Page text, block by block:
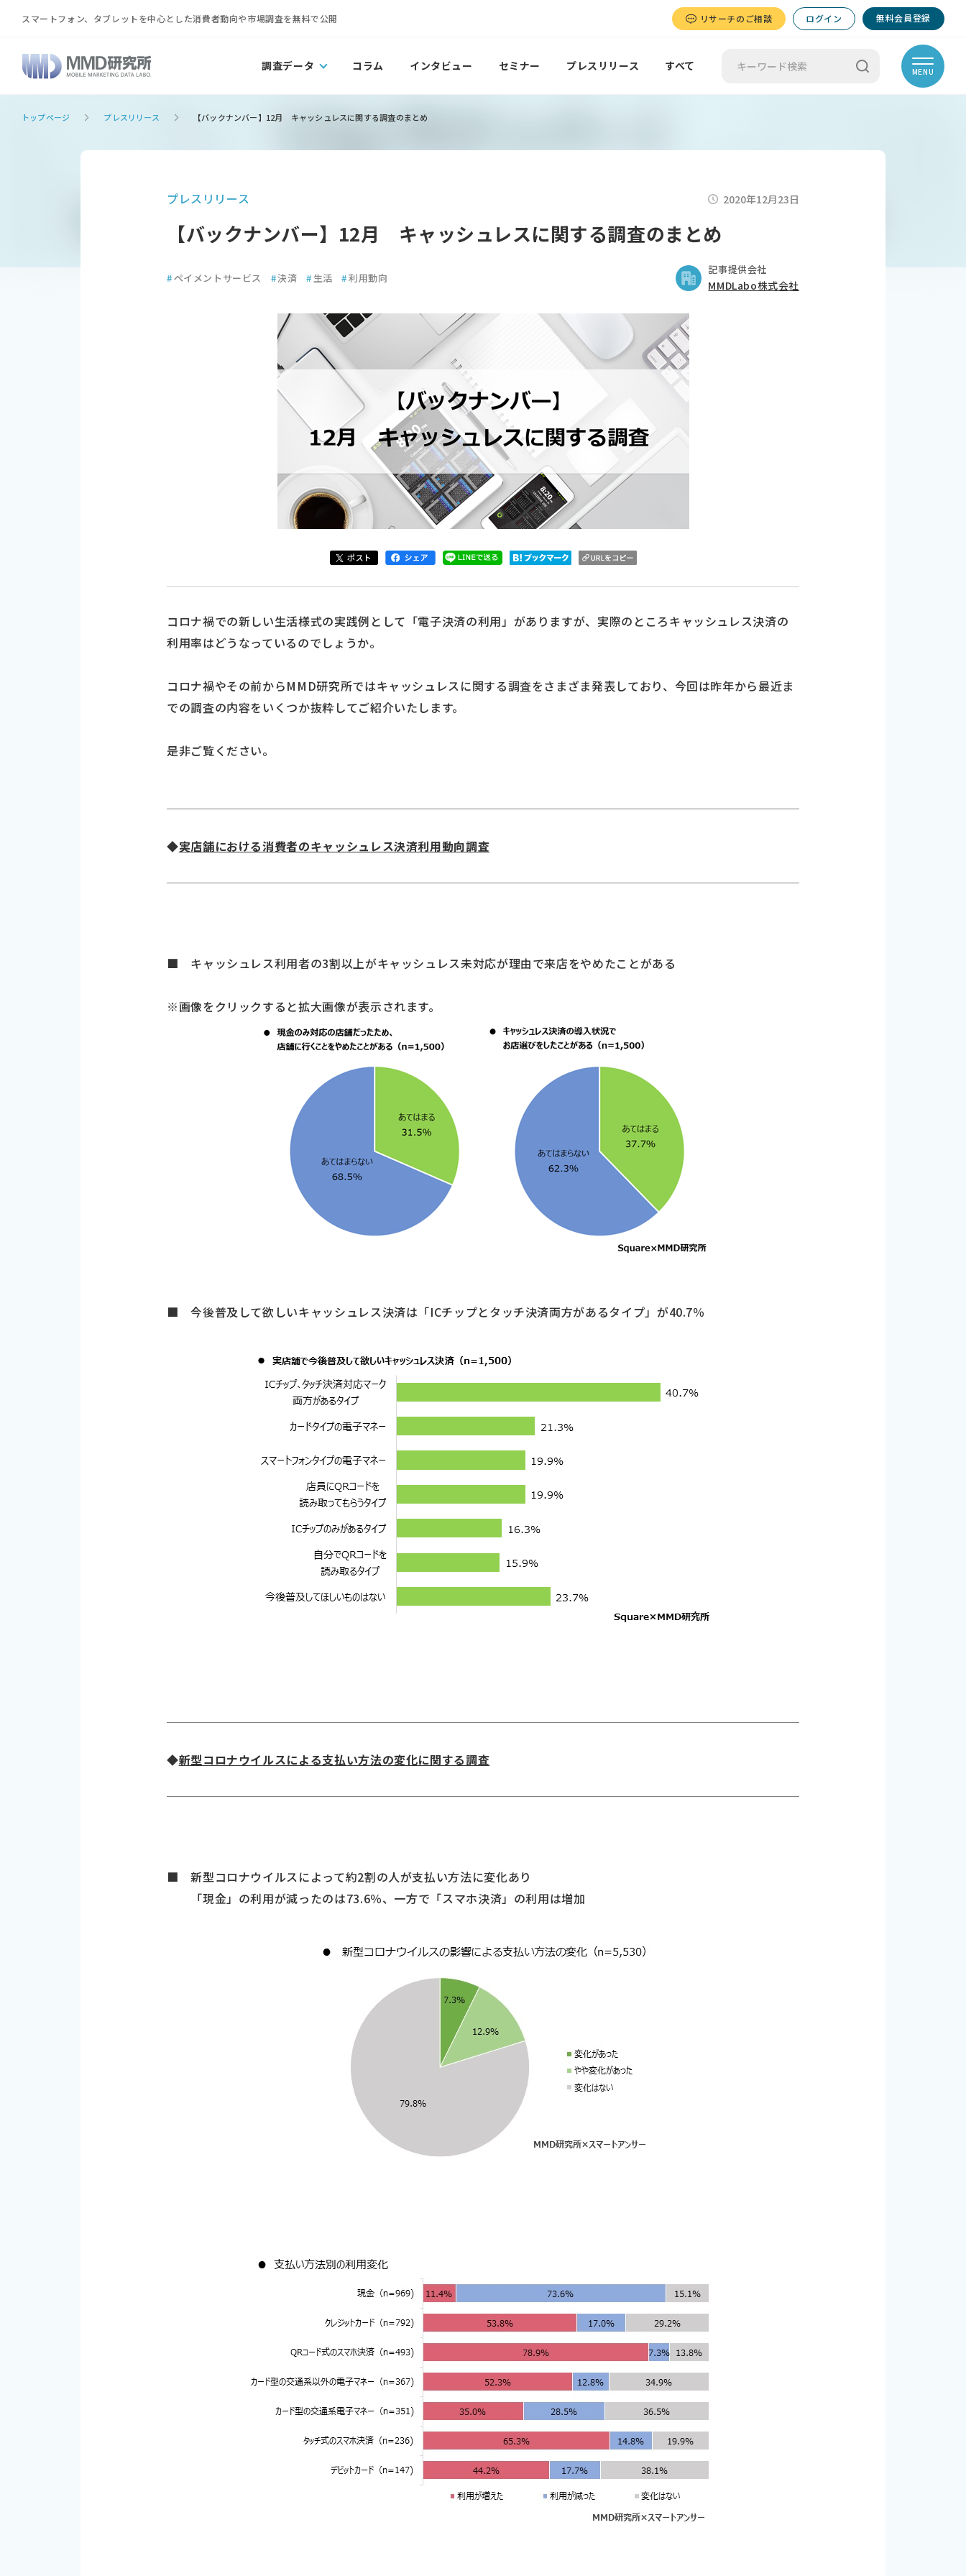
スマートフォン、タブレットを中心とした消費者動向や市場調査を無料で公開 リサーチのご相談 ログイン 無料会員登録
調査データ コラム インタビュー セミナー プレスリリース すべて MENU
トップページ プレスリリース 【バックナンバー】12月 キャッシュレスに関する調査のまとめ
プレスリリース 2020年12月23日
【バックナンバー】12月 キャッシュレスに関する調査のまとめ
#ペイメントサービス #決済 # 生活 #利用動向
記事提供会社
MMDLabo株式会社
コロナ禍での新しい生活様式の実践例として「電子決済の利用」がありますが、実際のところキャッシュレス決済の
利用率はどうなっているのでしょうか。
コロナ禍やその前からMMD研究所ではキャッシュレスに関する調査をさまざま発表しており、今回は昨年から最近ま
での調査の内容をいくつか抜粋してご紹介いたします。
是非ご覧ください。
◆実店舗における消費者のキャッシュレス決済利用動向調査
■ キャッシュレス利用者の3割以上がキャッシュレス未対応が理由で来店をやめたことがある
※画像をクリックすると拡大画像が表示されます。
■ 今後普及して欲しいキャッシュレス決済は「ICチップとタッチ決済両方があるタイプ」が40.7％
◆新型コロナウイルスによる支払い方法の変化に関する調査
■ 新型コロナウイルスによって約2割の人が支払い方法に変化あり
「現金」の利用が減ったのは73.6％、一方で「スマホ決済」の利用は増加